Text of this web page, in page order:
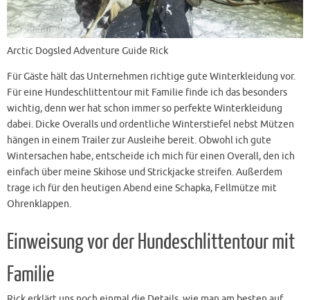
Arctic Dogsled Adventure Guide Rick
Für Gäste hält das Unternehmen richtige gute Winterkleidung vor.
Für eine Hundeschlittentour mit Familie finde ich das besonders
wichtig, denn wer hat schon immer so perfekte Winterkleidung
dabei. Dicke Overalls und ordentliche Winterstiefel nebst Mützen
hängen in einem Trailer zur Ausleihe bereit. Obwohl ich gute
Wintersachen habe, entscheide ich mich für einen Overall, den ich
einfach über meine Skihose und Strickjacke streifen. Außerdem
trage ich für den heutigen Abend eine Schapka, Fellmütze mit
Ohrenklappen.
Einweisung vor der Hundeschlittentour mit
Familie